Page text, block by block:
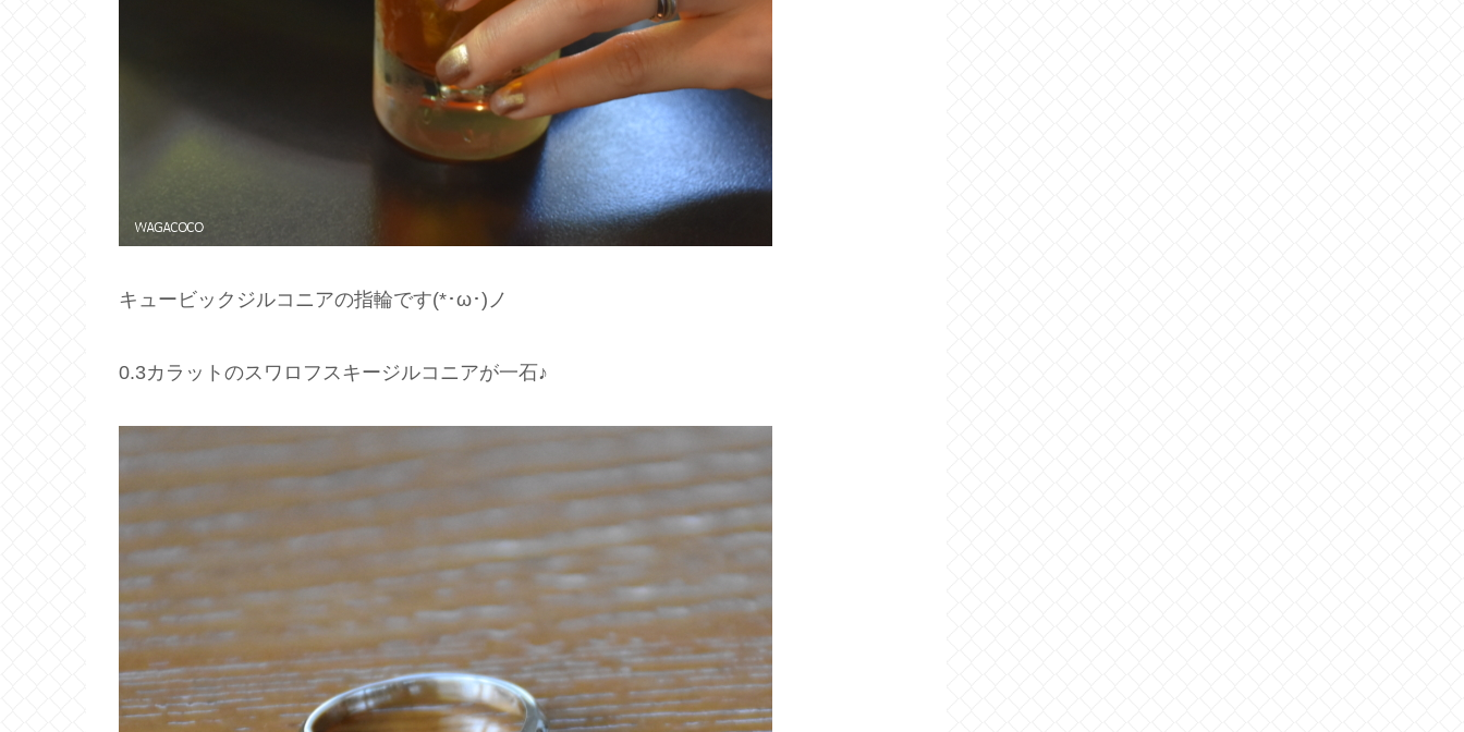
キュービックジルコニアの指輪です(*･ω･)ノ
0.3カラットのスワロフスキージルコニアが一石♪